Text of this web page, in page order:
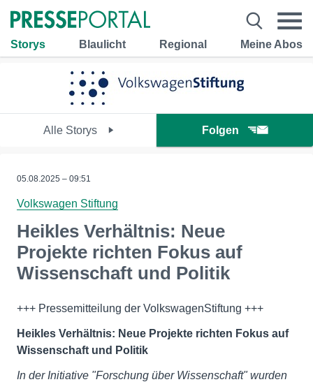
Storys Blaulicht Regional Meine Abos
Alle Storys Folgen
05.08.2025 – 09:51
Volkswagen Stiftung
Heikles Verhältnis: Neue
Projekte richten Fokus auf
Wissenschaft und Politik
+++ Pressemitteilung der VolkswagenStiftung +++
Heikles Verhältnis: Neue Projekte richten Fokus auf
Wissenschaft und Politik
In der Initiative "Forschung über Wissenschaft" wurden